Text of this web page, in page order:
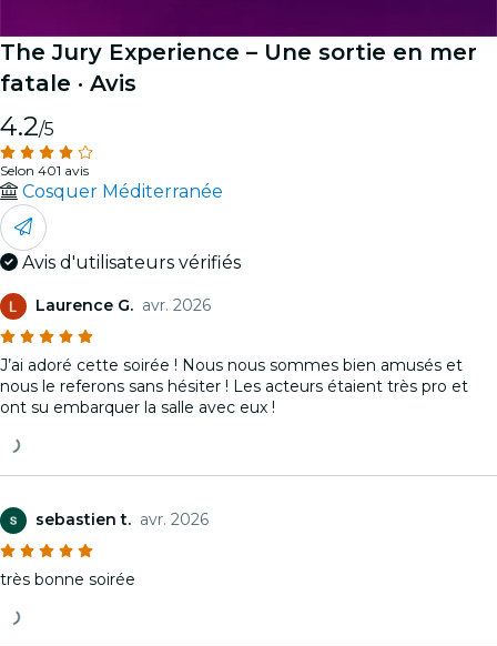
The Jury Experience – Une sortie en mer
fatale · Avis
4.2/5
Selon 401 avis
Cosquer Méditerranée
Avis d'utilisateurs vérifiés
Laurence G. avr. 2026
J’ai adoré cette soirée ! Nous nous sommes bien amusés et
nous le referons sans hésiter ! Les acteurs étaient très pro et
ont su embarquer la salle avec eux !
sebastien t. avr. 2026
très bonne soirée